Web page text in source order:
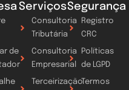
de
Serviços
Consultoria
Tributária
Consultoria
Empresarial
Terceirização
Segurança
Registro
CRC
Políticas
de LGPD
Termos